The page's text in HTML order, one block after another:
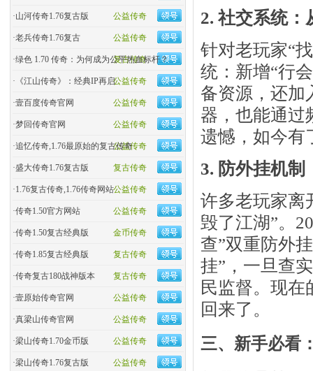
公益传奇
·山河传奇1.76复古版
公益传奇
·老兵传奇1.76复古
复古传奇
·绿色 1.70 传奇：为何成为公平热血标杆？
公益传奇
· 《江山传奇》：经典IP再启
公益传奇
·壹百度传奇官网
公益传奇
·梦回传奇官网
公益传奇
·追忆传奇,1.76最原始的复古传奇
复古传奇
·盛大传奇1.76复古版
公益传奇
·1.76复古传奇,1.76传奇网站
公益传奇
·传奇1.50官方网站
金币传奇
·传奇1.50复古经典版
复古传奇
·传奇1.85复古经典版
复古传奇
·传奇复古180战神版本
公益传奇
·壹原始传奇官网
公益传奇
·真梁山传奇官网
公益传奇
·梁山传奇1.70金币版
公益传奇
·梁山传奇1.76复古版
2. 社交系统：
针对老玩家“
统：新增“行
备资源，还
器，也能通过
遗憾，如今有
3. 防外挂机制
许多老玩家离
毁了江湖”。
查”双重防外
挂”，一旦查
民监督。现在
回来了。
三、新手必看